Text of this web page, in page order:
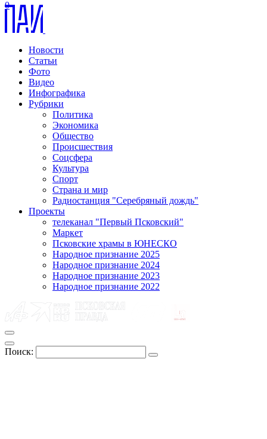
Новости
Статьи
Фото
Видео
Инфографика
Рубрики
Политика
Экономика
Общество
Происшествия
Соцсфера
Культура
Спорт
Страна и мир
Радиостанция "Серебряный дождь"
Проекты
телеканал "Первый Псковский"
Маркет
Псковские храмы в ЮНЕСКО
Народное признание 2025
Народное признание 2024
Народное признание 2023
Народное признание 2022
Поиск:
0